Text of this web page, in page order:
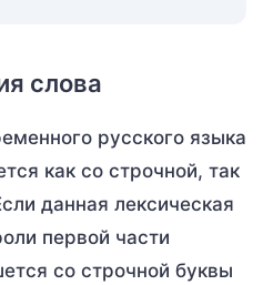
слова
русского языка
как со строчной, так
данная лексическая
первой части
со строчной буквы